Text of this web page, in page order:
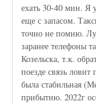
ехать 30-40 мин. Я
еще с запасом.
точно не помню.
заранее телефоны
Козельска, т.к.
поезде связь
была стабильная
прибытию. 2022г